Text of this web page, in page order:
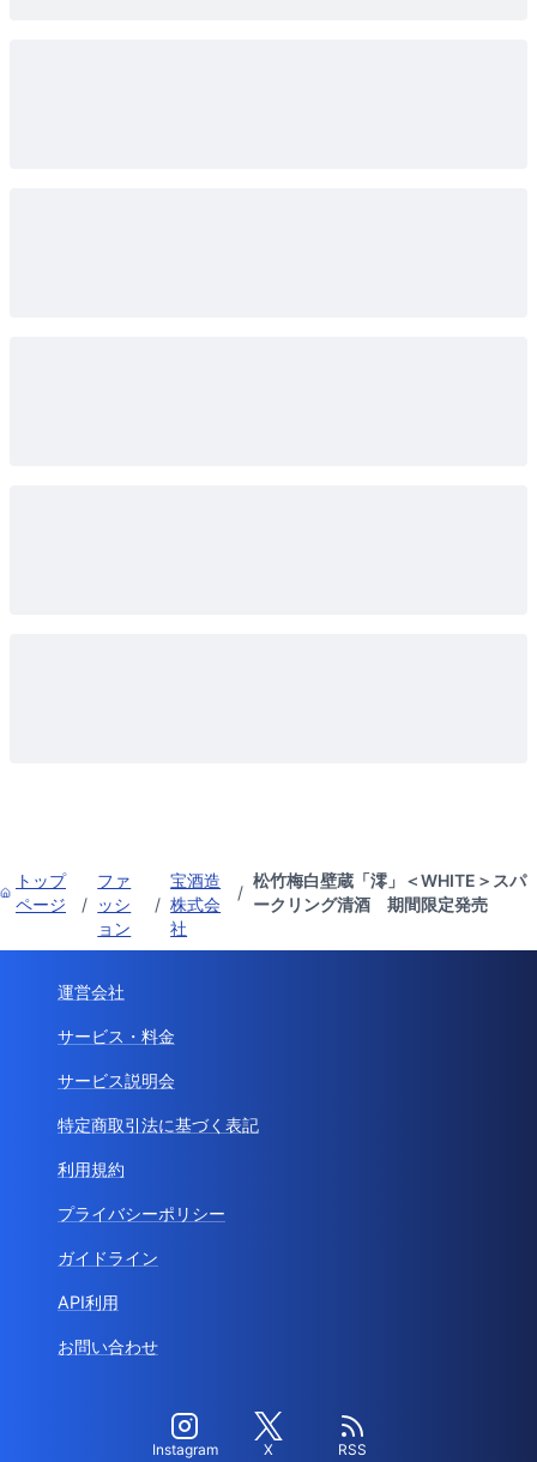
トップ
ページ
/
ファ
ッシ
ョン
/
宝酒造
株式会
社
/
松竹梅白壁蔵「澪」＜WHITE＞スパ
ークリング清酒 期間限定発売
運営会社
サービス・料金
サービス説明会
特定商取引法に基づく表記
利用規約
プライバシーポリシー
ガイドライン
API利用
お問い合わせ
Instagram X RSS